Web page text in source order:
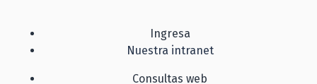
Ingresa
Nuestra intranet
Consultas web